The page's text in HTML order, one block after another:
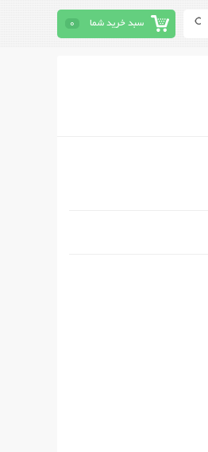
سبد خرید شما 0